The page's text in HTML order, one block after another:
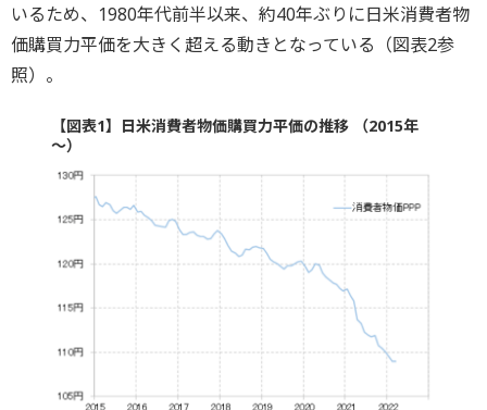
いるため、1980年代前半以来、約40年ぶりに日米消費者物
価購買力平価を大きく超える動きとなっている（図表2参
照）。
【図表1】日米消費者物価購買力平価の推移 （2015年
～）